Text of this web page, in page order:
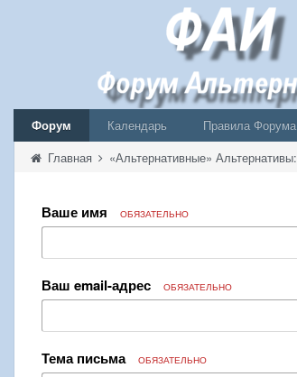
Форум Календарь
Правила Форума
Главная «Альтернативные» Альтернативы:
Ваше имя ОБЯЗАТЕЛЬНО
Ваш email-адрес ОБЯЗАТЕЛЬНО
Тема письма ОБЯЗАТЕЛЬНО